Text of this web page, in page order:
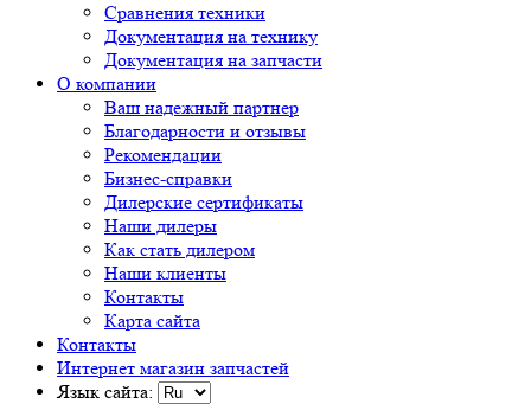
Сравнения техники
Документация на технику
Документация на запчасти
О компании
Ваш надежный партнер
Благодарности и отзывы
Рекомендации
Бизнес-справки
Дилерские сертификаты
Наши дилеры
Как стать дилером
Наши клиенты
Контакты
Карта сайта
Контакты
Интернет магазин запчастей
Язык сайта: